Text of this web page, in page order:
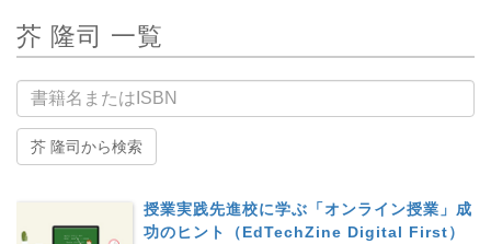
芥 隆司 一覧
書籍名
芥 隆司から検索
授業実践先進校に学ぶ「オンライン授業」成
功のヒント（EdTechZine Digital First）